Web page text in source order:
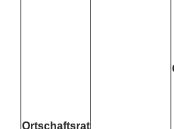
Ortschaftsrat